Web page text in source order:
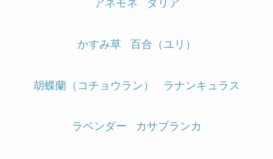
アネモネ ダリア
かすみ草 百合（ユリ）
胡蝶蘭（コチョウラン） ラナンキュラス
ラベンダー カサブランカ